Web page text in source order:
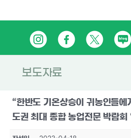
인
스
타
그
램
페
이
스
북
트
위
네
이
블
로
보도자료
“한반도 기온상승이 귀농인들에
도권 최대 종합 농업전문 박람회